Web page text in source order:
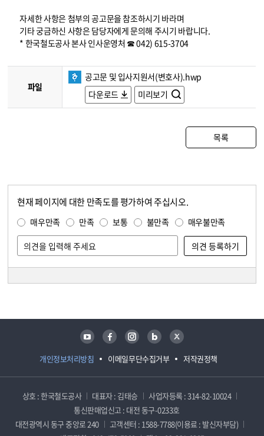
자세한 사항은 첨부의 공고문을 참조하시기 바라며
기타 궁금하신 사항은 담당자에게 문의해 주시기 바랍니다.
* 한국철도공사 본사 인사운영처 ☎ 042) 615-3704
파일
공고문 및 입사지원서(변호사).hwp
다운로드
미리보기
목록
현재 페이지에 대한 만족도를 평가하여 주십시오.
매우만족 만족 보통 불만족 매우불만족
개인정보처리방침 이메일무단수집거부 저작권정책
유튜브 페이스북 인스타그램 블로그 트위터
상호 : 한국철도공사 대표자 : 김태승
사업자등록 : 314-82-10024
통신판매업신고 : 대전 동구-0233호
대전광역시 동구 중앙로 240
고객센터 : 1588-7788(이용료 : 발신자부담)